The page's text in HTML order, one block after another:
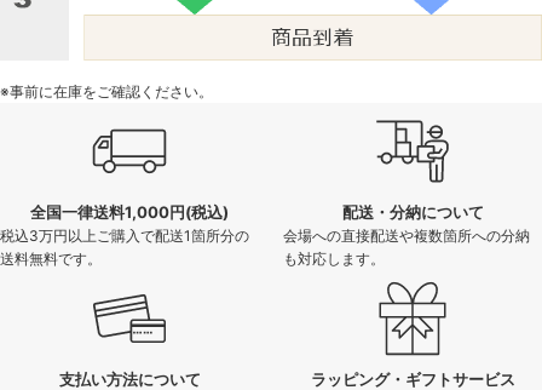
※事前に在庫をご確認ください。
全国一律送料1,000円(税込)
税込3万円以上ご購入で配送1箇所分の
送料無料です。
配送・分納について
会場への直接配送や複数箇所への分納
も対応します。
支払い方法について ラッピング・ギフトサービス